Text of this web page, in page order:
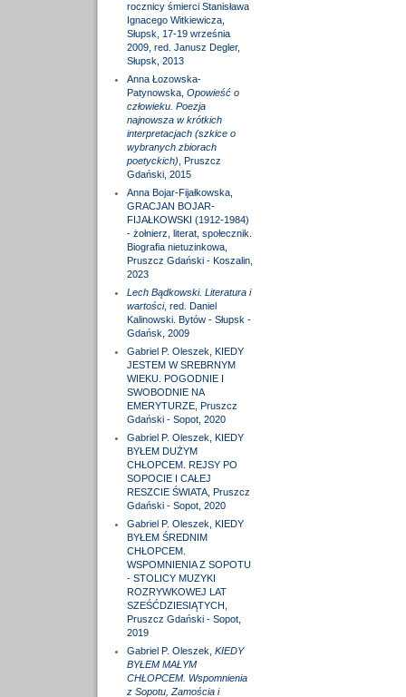
rocznicy śmierci Stanisława
Ignacego Witkiewicza,
Słupsk, 17-19 września
2009, red. Janusz Degler,
Słupsk, 2013
Anna Łozowska-
Patynowska, Opowieść o
człowieku. Poezja
najnowsza w krótkich
interpretacjach (szkice o
wybranych zbiorach
poetyckich) , Pruszcz
Gdański, 2015
Anna Bojar-Fijałkowska,
GRACJAN BOJAR-
FIJAŁKOWSKI (1912-1984)
- żołnierz, literat, społecznik.
Biografia nietuzinkowa,
Pruszcz Gdański - Koszalin,
2023
Lech Bądkowski. Literatura i
wartości, red. Daniel
Kalinowski. Bytów - Słupsk -
Gdańsk, 2009
Gabriel P. Oleszek, KIEDY
JESTEM W SREBRNYM
WIEKU. POGODNIE I
SWOBODNIE NA
EMERYTURZE, Pruszcz
Gdański - Sopot, 2020
Gabriel P. Oleszek, KIEDY
BYŁEM DUŻYM
CHŁOPCEM. REJSY PO
SOPOCIE I CAŁEJ
RESZCIE ŚWIATA, Pruszcz
Gdański - Sopot, 2020
Gabriel P. Oleszek, KIEDY
BYŁEM ŚREDNIM
CHŁOPCEM.
WSPOMNIENIA Z SOPOTU
- STOLICY MUZYKI
ROZRYWKOWEJ LAT
SZEŚĆDZIESIĄTYCH,
Pruszcz Gdański - Sopot,
2019
Gabriel P. Oleszek, KIEDY
BYŁEM MAŁYM
CHŁOPCEM. Wspomnienia
z Sopotu, Zamościa i